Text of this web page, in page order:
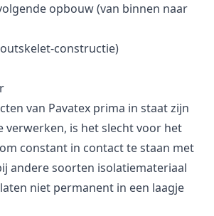
opbouw (van binnen naar
constructie)
van Pavatex prima in staat zijn
verwerken, is het slecht voor het
constant in contact te staan met
andere soorten isolatiemateriaal
niet permanent in een laagje